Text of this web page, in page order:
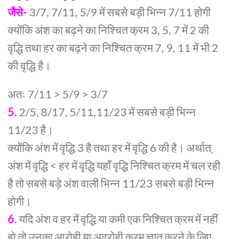
जैसे- 3/7, 7/11, 5/9 में सबसे बड़ी भिन्न 7/11 होगी
क्योंकि अंश का बढ़ने का निश्चित क्रम 3, 5, 7 में 2 की
वृद्धि तथा हर का बढ़ने का निश्चित क्रम 7, 9, 11 में भी 2
की वृद्धि है।
अतः 7/11 > 5/9 > 3/7
5. 2/5, 8/17, 5/11,11/23 में सबसे बड़ी भिन्न
11/23 है।
क्योंकि अंश में वृद्धि 3 है तथा हर में वृद्धि 6 की है। अर्थात्
अंश में वृद्धि < हर में वृद्धि यहाँ वृद्धि निश्चित क्रम में चल रही
है तो सबसे बड़े अंश वाली भिन्न 11/23 सबसे बड़ी भिन्न
होगी।
6.यदि अंश व हर में वृद्धि या कमी एक निश्चित क्रम में नहीं